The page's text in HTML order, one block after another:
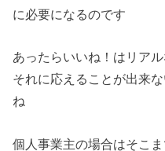
に必要になるのです
あったらいいね！はリア
それに応えることが出来
ね
個人事業主の場合はそこ